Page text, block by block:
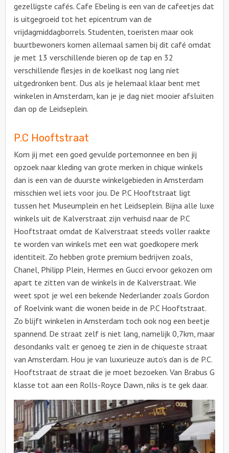
gezelligste cafés. Cafe Ebeling is een van de cafeetjes dat
is uitgegroeid tot het epicentrum van de
vrijdagmiddagborrels. Studenten, toeristen maar ook
buurtbewoners komen allemaal samen bij dit café omdat
je met 13 verschillende bieren op de tap en 32
verschillende flesjes in de koelkast nog lang niet
uitgedronken bent. Dus als je helemaal klaar bent met
winkelen in Amsterdam, kan je je dag niet mooier afsluiten
dan op de Leidseplein.
P.C Hooftstraat
Kom jij met een goed gevulde portemonnee en ben jij
opzoek naar kleding van grote merken in chique winkels
dan is een van de duurste winkelgebieden in Amsterdam
misschien wel iets voor jou. De P.C Hooftstraat ligt
tussen het Museumplein en het Leidseplein. Bijna alle luxe
winkels uit de Kalverstraat zijn verhuisd naar de P.C
Hooftstraat omdat de Kalverstraat steeds voller raakte
te worden van winkels met een wat goedkopere merk
identiteit. Zo hebben grote premium bedrijven zoals,
Chanel, Philipp Plein, Hermes en Gucci ervoor gekozen om
apart te zitten van de winkels in de Kalverstraat. Wie
weet spot je wel een bekende Nederlander zoals Gordon
of Roelvink want die wonen beide in de P.C Hooftstraat.
Zo blijft winkelen in Amsterdam toch ook nog een beetje
spannend. De straat zelf is niet lang, namelijk 0,7km, maar
desondanks valt er genoeg te zien in de chiqueste straat
van Amsterdam. Hou je van luxurieuze auto’s dan is de P.C.
Hooftstraat de straat die je moet bezoeken. Van Brabus G
klasse tot aan een Rolls-Royce Dawn, niks is te gek daar.